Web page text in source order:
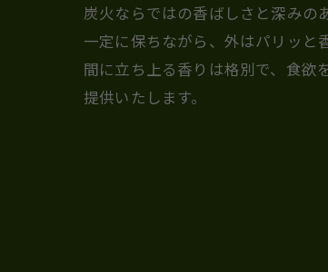
炭火ならではの香ばしさと深みの
一定に保ちながら、外はパリッと
間に立ち上る香りは格別で、食欲
提供いたします。